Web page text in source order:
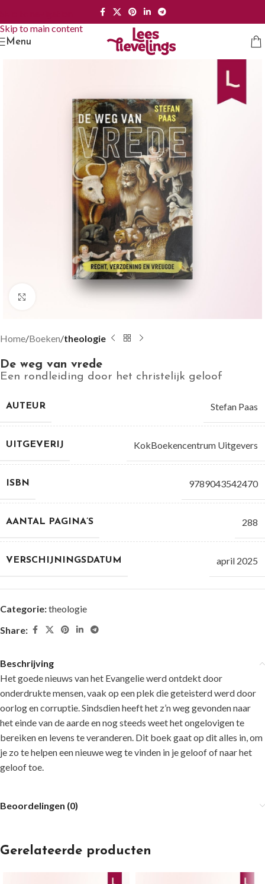
Skip to main content
Menu
Groter bekijken
Home Boeken theologie
De weg van vrede
Een rondleiding door het christelijk geloof
AUTEUR Stefan Paas
UITGEVERIJ KokBoekencentrum Uitgevers
ISBN 9789043542470
AANTAL PAGINA’S 288
VERSCHIJNINGSDATUM april 2025
Categorie:theologie
Share:
Beschrijving
Het goede nieuws van het Evangelie werd ontdekt door
onderdrukte mensen, vaak op een plek die geteisterd werd door
oorlog en corruptie. Sindsdien heeft het z’n weg gevonden naar
het einde van de aarde en nog steeds weet het ongelovigen te
bereiken en levens te veranderen. Dit boek gaat op dit alles in, om
je zo te helpen een nieuwe weg te vinden in je geloof of naar het
geloof toe.
Beoordelingen (0)
Gerelateerde producten